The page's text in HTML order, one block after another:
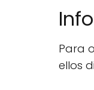
Para
ellos